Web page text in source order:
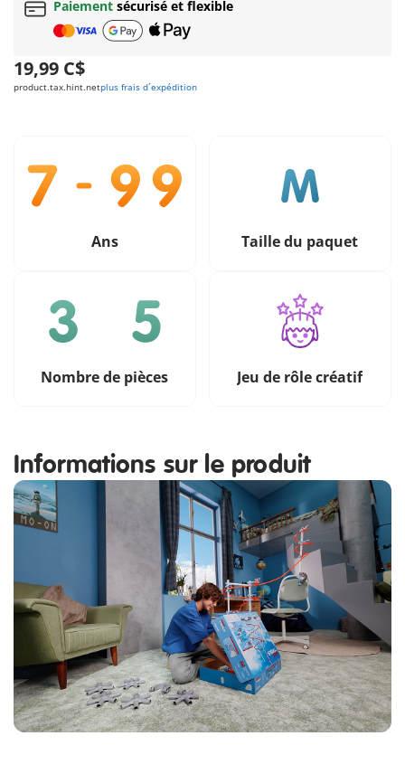
Paiement sécurisé et flexible
19,99 C$
product.tax.hint.netplus frais d´expédition
Ans Taille du paquet
Nombre de pièces Jeu de rôle créatif
Informations sur le produit